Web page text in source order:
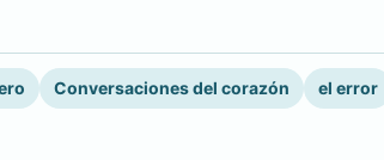
Conversaciones del corazón
el error